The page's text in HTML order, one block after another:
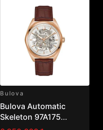
Bulova
Bulova Automatic
Skeleton 97A175
(41mm) – Đồng hồ nam